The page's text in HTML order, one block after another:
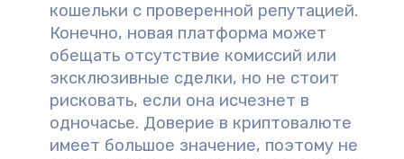
кошельки с проверенной репутацией.
Конечно, новая платформа может
обещать отсутствие комиссий или
эксклюзивные сделки, но не стоит
рисковать, если она исчезнет в
одночасье. Доверие в криптовалюте
имеет большое значение, поэтому не